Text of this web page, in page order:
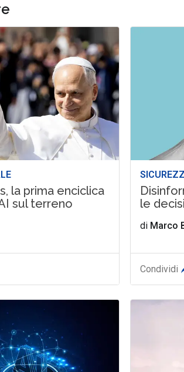
la prima enciclica
sul terreno
le
di Marco
Condividi